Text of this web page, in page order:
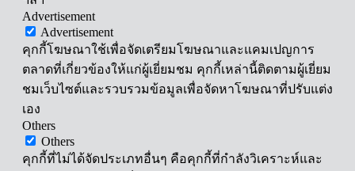
Advertisement
Advertisement
คุกกี้โฆษณาใช้เพื่อจัดเตรียมโฆษณาและแคมเปญการ
ตลาดที่เกี่ยวข้องให้แก่ผู้เยี่ยมชม คุกกี้เหล่านี้ติดตามผู้เยี่ยม
ชมเว็บไซต์และรวบรวมข้อมูลเพื่อจัดหาโฆษณาที่ปรับแต่ง
เอง
Others
Others
คุกกี้ที่ไม่ได้จัดประเภทอื่นๆ คือคุกกี้ที่กำลังวิเคราะห์และ